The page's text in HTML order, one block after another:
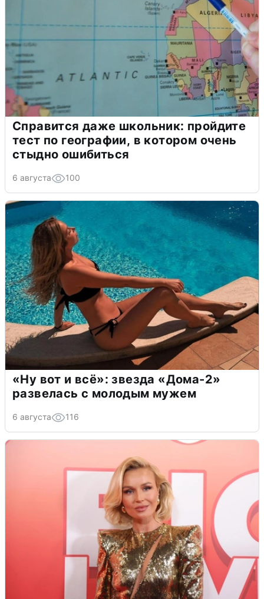
Справится даже школьник: пройдите
тест по географии, в котором очень
стыдно ошибиться
6 августа 100
«Ну вот и всё»: звезда «Дома-2»
развелась с молодым мужем
6 августа 116